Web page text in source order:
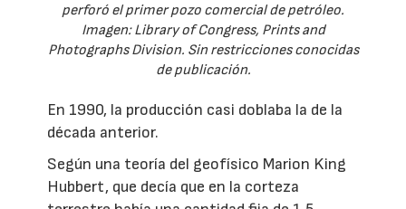
perforó el primer pozo comercial de petróleo.
Imagen: Library of Congress, Prints and
Photographs Division. Sin restricciones conocidas
de publicación.
En 1990, la producción casi doblaba la de la
década anterior.
Según una teoría del geofísico Marion King
Hubbert, que decía que en la corteza